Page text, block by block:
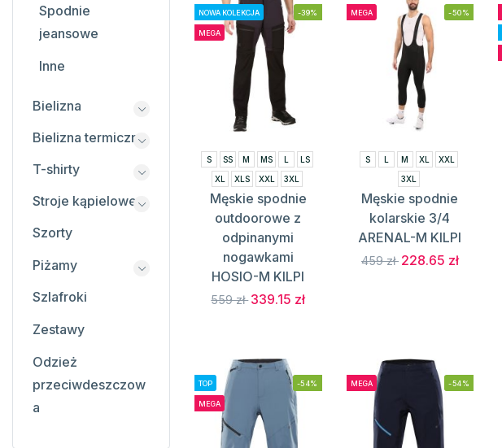
NOWA KOLEKCJA
MEGA
-39%
S SS M MS L
LS
XL
XLS XXL 3XL
Męskie spodnie
outdoorowe z
odpinanymi
nogawkami
HOSIO-M KILPI
559 zł 339.15 zł
MEGA -50%
S L M XL
XXL
3XL
Męskie spodnie
kolarskie 3/4
ARENAL-M KILPI
459 zł 228.65 zł
TOP
MEGA
-54% MEGA -54%
Spodnie
jeansowe
Inne
Bielizna
Bielizna termiczna
T-shirty
Stroje kąpielowe
Szorty
Piżamy
Szlafroki
Zestawy
Odzież
przeciwdeszczow
a